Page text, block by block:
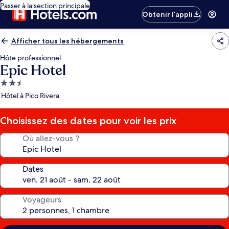
Passer à la section principale
Obtenir l’appli
Afficher tous les hébergements
Hôte professionnel
Epic Hotel
Hébergement
2.5 étoiles
Hôtel à Pico Rivera
Choisissez des dates pour voir les prix
Où allez-vous ?
Dates
Voyageurs